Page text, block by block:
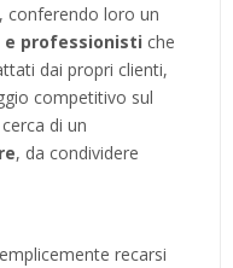
, conferendo loro un
e professionisti che
dai propri clienti,
competitivo sul
di un
, da condividere
recarsi